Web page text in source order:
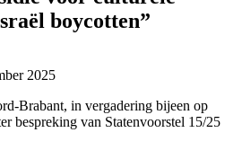
boycotten”
2025
Brabant, in vergadering bijeen op
bespreking van Statenvoorstel 15/25